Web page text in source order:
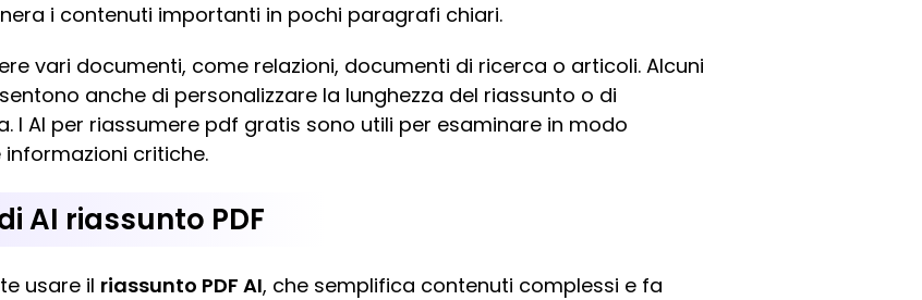
i contenuti importanti in pochi paragrafi chiari.
vari documenti, come relazioni, documenti di ricerca o articoli. Alcuni
anche di personalizzare la lunghezza del riassunto o di
I AI per riassumere pdf gratis sono utili per esaminare in modo
informazioni critiche.
AI riassunto PDF
usare il riassunto PDF AI, che semplifica contenuti complessi e fa